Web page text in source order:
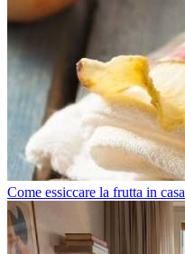
Come essiccare la frutta in casa